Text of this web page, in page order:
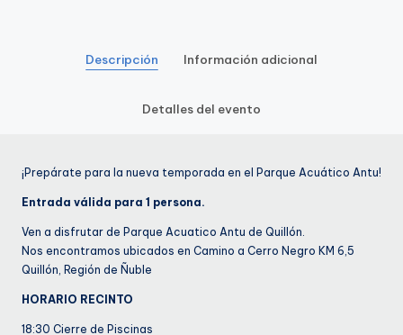
Descripción Información adicional
Detalles del evento
¡Prepárate para la nueva temporada en el Parque Acuático Antu!
Entrada válida para 1 persona.
Ven a disfrutar de Parque Acuatico Antu de Quillón.
Nos encontramos ubicados en Camino a Cerro Negro KM 6,5
Quillón, Región de Ñuble
HORARIO RECINTO
18:30 Cierre de Piscinas